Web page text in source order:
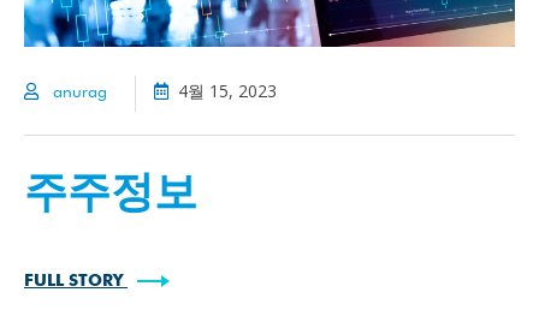
anurag 4월 15, 2023
주주정보
FULL STORY